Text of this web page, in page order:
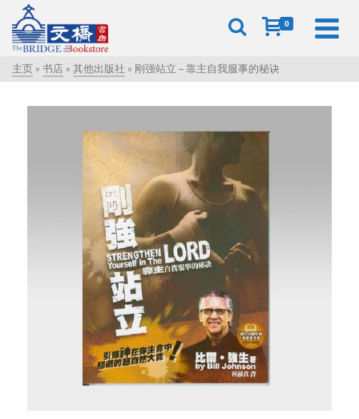
0
主页 » 书店 » 其他出版社 » 刚强站立 – 靠主自我服事的秘诀